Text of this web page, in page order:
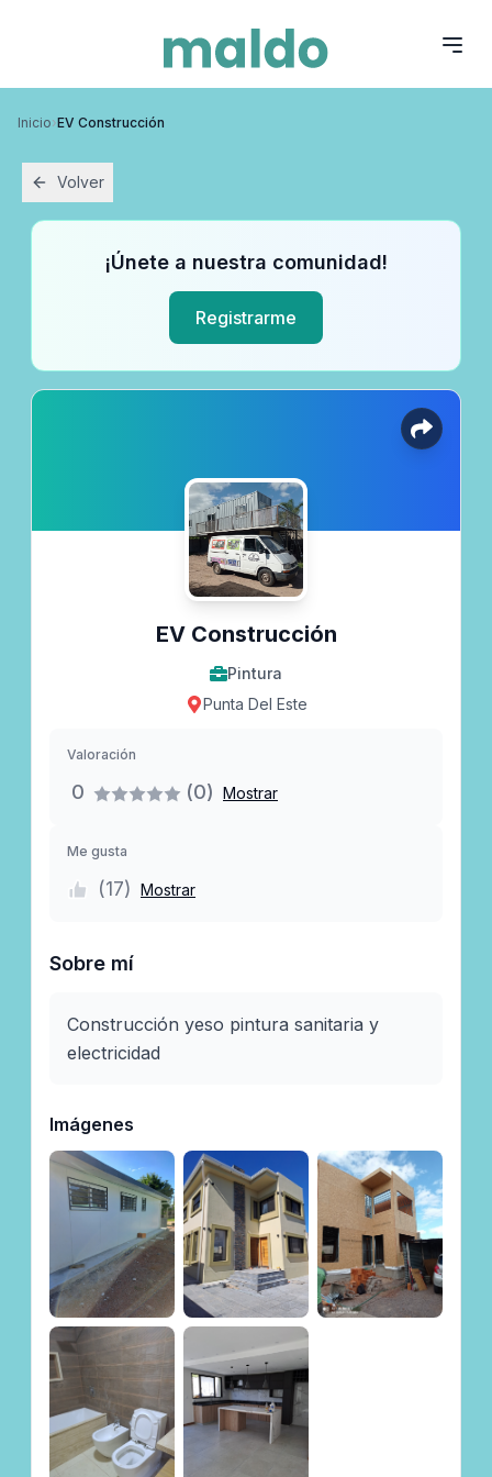
Inicio›EV Construcción
Volver
¡Únete a nuestra comunidad!
Registrarme
EV Construcción
Pintura
Punta Del Este
Valoración
0 (0) Mostrar
Me gusta
(17) Mostrar
Sobre mí
Construcción yeso pintura sanitaria y
electricidad
Imágenes